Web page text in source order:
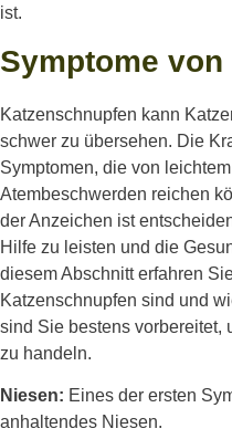
ist.
Symptome
Katzenschnupfen kann
schwer zu übersehen. Die
Symptomen, die von
Atembeschwerden reichen
der Anzeichen ist
Hilfe zu leisten und die
diesem Abschnitt erfahren
Katzenschnupfen sind und
sind Sie bestens vorbereitet,
zu handeln.
Niesen: Eines der ersten
anhaltendes Niesen.